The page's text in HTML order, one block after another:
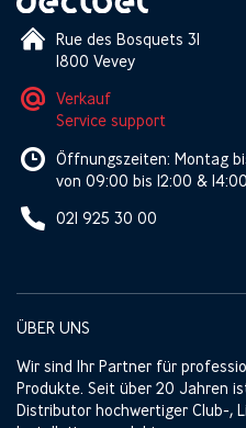
Rue des Bosquets 31
1800 Vevey
Verkauf
Service support
Öffnungszeiten: Montag
von 09:00 bis 12:00 &
021 925 30 00
ÜBER UNS
Wir sind Ihr Partner für
Produkte. Seit über 20 Jahren
Distributor hochwertiger Club-,